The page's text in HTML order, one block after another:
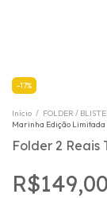
-17%
Início / FOLDER /
Marinha Edição Limitada
Folder 2
R$149,00